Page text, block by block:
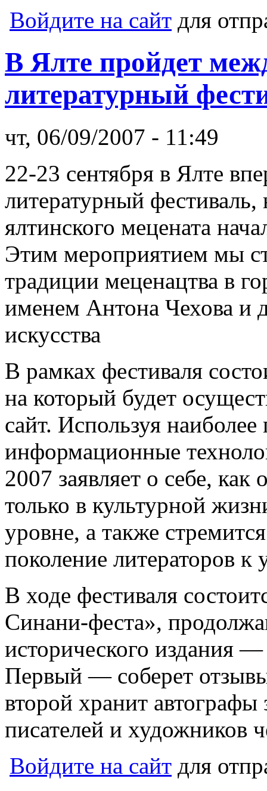
Войдите на сайт для
В Ялте пройдет
литературный
чт, 06/09/2007 - 11:49
22-23 сентября в Ялте
литературный
ялтинского мецената
Этим мероприятием мы
традиции меценацтва в
именем Антона Чехова и
искусства
В рамках фестиваля
на который будет
сайт. Используя
информационные
2007 заявляет о себе,
только в культурной
уровне, а также
поколение литераторов к
В ходе фестиваля
Синани-феста»,
исторического издания
Первый — соберет
второй хранит
писателей и художников
Войдите на сайт для